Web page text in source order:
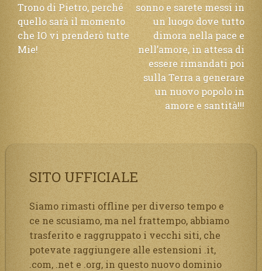
Trono di Pietro, perché
quello sarà il momento
che IO vi prenderò tutte
Mie!
sonno e sarete messi in
un luogo dove tutto
dimora nella pace e
nell’amore, in attesa di
essere rimandati poi
sulla Terra a generare
un nuovo popolo in
amore e santità!!!
SITO UFFICIALE
Siamo rimasti offline per diverso tempo e
ce ne scusiamo, ma nel frattempo, abbiamo
trasferito e raggruppato i vecchi siti, che
potevate raggiungere alle estensioni .it,
.com, .net e .org, in questo nuovo dominio